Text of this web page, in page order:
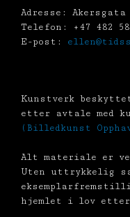
Adresse: Akersgata
Telefon: +47 482 58
E-post:
Kunstverk
etter avtale med
(Billedkunst
Alt materiale er
Uten uttrykkelig
hjemlet i lov etter